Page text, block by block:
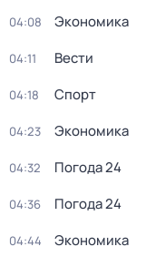
04:08 Экономика
04:11 Вести
04:18 Спорт
04:23 Экономика
04:32 Погода 24
04:36 Погода 24
04:44 Экономика